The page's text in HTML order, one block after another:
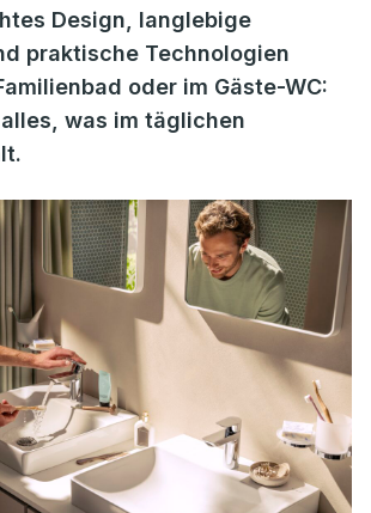
Design, langlebige
praktische Technologien
oder im Gäste-WC:
was im täglichen